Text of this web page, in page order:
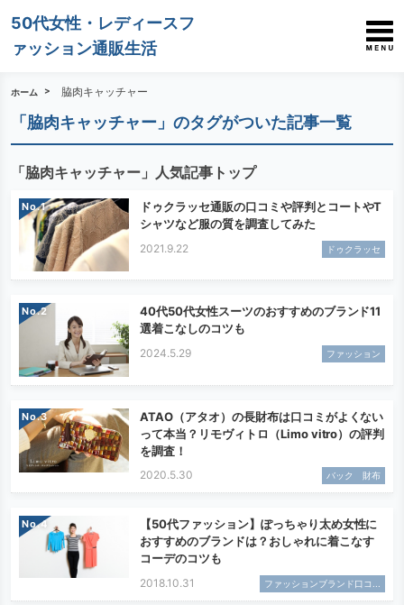
50代女性・レディースフ
ァッション通販生活
ホーム 脇肉キャッチャー
「脇肉キャッチャー」のタグがついた記事一覧
「脇肉キャッチャー」人気記事トップ
No.
ドゥクラッセ通販の口コミや評判とコートやT
シャツなど服の質を調査してみた
2021.9.22 ドゥクラッセ
No.
40代50代女性スーツのおすすめのブランド11
選着こなしのコツも
2024.5.29 ファッション
No.
ATAO（アタオ）の長財布は口コミがよくない
って本当？リモヴィトロ（Limo vitro）の評判
を調査！
2020.5.30 バック 財布
No.
【50代ファッション】ぽっちゃり太め女性に
おすすめのブランドは？おしゃれに着こなす
コーデのコツも
2018.10.31 ファッションブランド口コ...